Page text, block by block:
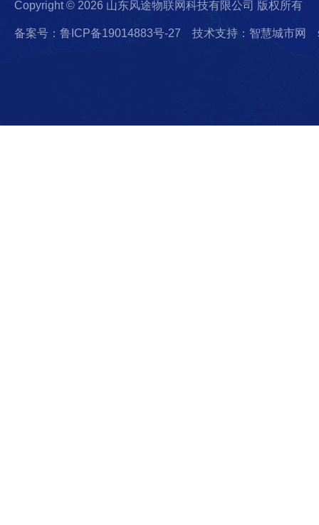
Copyright © 2026 山东风途物联网科技有限公司 版权所有
备案号：鲁ICP备19014883号-27 技术支持：智慧城市网